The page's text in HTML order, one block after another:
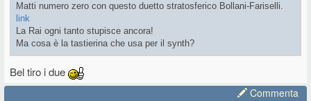
Matti numero zero con questo duetto stratosferico Bollani-Fariselli.
link
La Rai ogni tanto stupisce ancora!
Ma cosa è la tastierina che usa per il synth?
Bel tiro i due
Commenta